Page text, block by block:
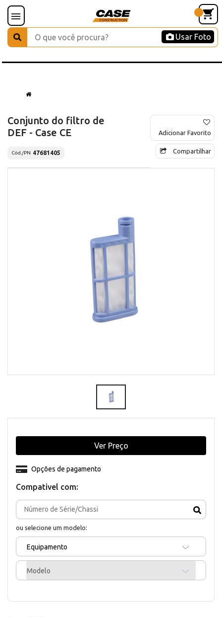
Usar Foto
Conjunto do filtro de
DEF - Case CE
Cód./PN 47681405
Adicionar Favorito
Compartilhar
Compativel com:
ou selecione um modelo:
Equipamento
Modelo
Opções de pagamento
Ver Preço